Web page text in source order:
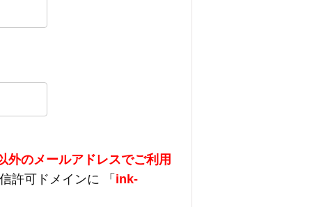
外のメールアドレスでご利用
許可ドメインに 「 ink-